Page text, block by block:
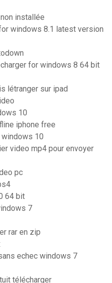
installée
windows 8.1 latest version
for windows 8 64 bit
létranger sur ipad
10
iphone free
windows 10
video mp4 pour envoyer
pc
64 bit
7
rar en zip
echec windows 7
télécharger